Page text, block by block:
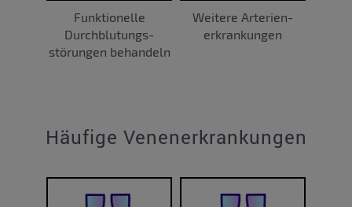
Funktionelle
Durchblutungs-
störungen behandeln
Weitere Arterien-
erkrankungen
Häufige Venenerkrankungen